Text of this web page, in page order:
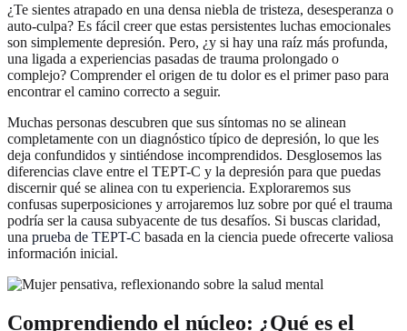
¿Te sientes atrapado en una densa niebla de tristeza, desesperanza o
auto-culpa? Es fácil creer que estas persistentes luchas emocionales
son simplemente depresión. Pero, ¿y si hay una raíz más profunda,
una ligada a experiencias pasadas de trauma prolongado o
complejo? Comprender el origen de tu dolor es el primer paso para
encontrar el camino correcto a seguir.
Muchas personas descubren que sus síntomas no se alinean
completamente con un diagnóstico típico de depresión, lo que les
deja confundidos y sintiéndose incomprendidos. Desglosemos las
diferencias clave entre el TEPT-C y la depresión para que puedas
discernir qué se alinea con tu experiencia. Exploraremos sus
confusas superposiciones y arrojaremos luz sobre por qué el trauma
podría ser la causa subyacente de tus desafíos. Si buscas claridad,
una prueba de TEPT-C basada en la ciencia puede ofrecerte valiosa
información inicial.
Comprendiendo el núcleo: ¿Qué es el